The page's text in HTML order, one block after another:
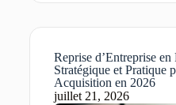
Reprise d’Entreprise
Stratégique et Pratique
Acquisition en 2026
juillet 21, 2026